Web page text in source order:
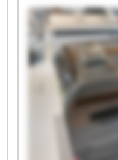
GME Rütger
Hülsermann GME
Rütger
GME Rütger
Hülsermann GME
Rütger Hülsermann
GME Rütger
Hülsermann GME